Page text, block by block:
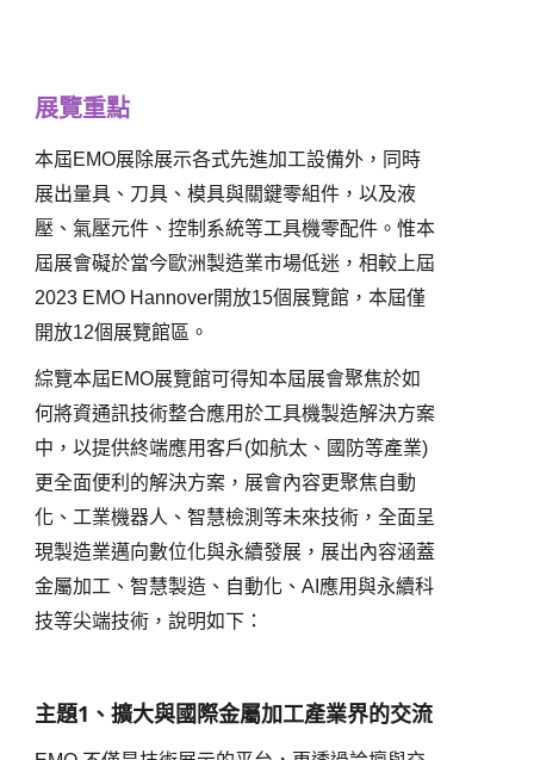
展覽重點
本屆EMO展除展示各式先進加工設備外，同時
展出量具、刀具、模具與關鍵零組件，以及液
壓、氣壓元件、控制系統等工具機零配件。惟本
屆展會礙於當今歐洲製造業市場低迷，相較上屆
2023 EMO Hannover開放15個展覽館，本屆僅
開放12個展覽館區。
綜覽本屆EMO展覽館可得知本屆展會聚焦於如
何將資通訊技術整合應用於工具機製造解決方案
中，以提供終端應用客戶(如航太、國防等產業)
更全面便利的解決方案，展會內容更聚焦自動
化、工業機器人、智慧檢測等未來技術，全面呈
現製造業邁向數位化與永續發展，展出內容涵蓋
金屬加工、智慧製造、自動化、AI 應用與永續科
技等尖端技術，說明如下：
主題1 、擴大與國際金屬加工產業界的交流